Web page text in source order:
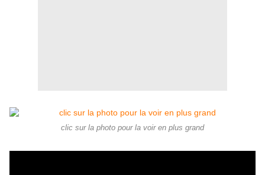
clic sur la photo pour la voir en plus grand